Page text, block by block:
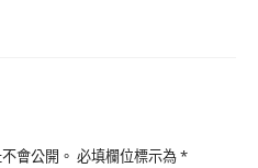
會公開。 必填欄位標示為*